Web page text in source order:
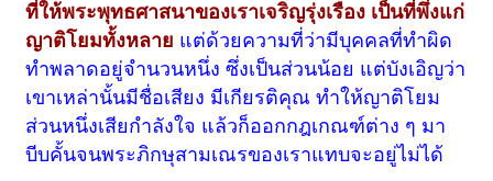
ที่ให้พระพุทธศาสนาของเราเจริญรุ่งเรือง เป็นที่พึ่งแก่
ญาติโยมทั้งหลาย แต่ด้วยความที่ว่ามีบุคคลที่ทำผิด
ทำพลาดอยู่จำนวนหนึ่ง ซึ่งเป็นส่วนน้อย แต่บังเอิญว่า
เขาเหล่านั้นมีชื่อเสียง มีเกียรติคุณ ทำให้ญาติโยม
ส่วนหนึ่งเสียกำลังใจ แล้วก็ออกกฎเกณฑ์ต่าง ๆ มา
บีบคั้นจนพระภิกษุสามเณรของเราแทบจะอยู่ไม่ได้